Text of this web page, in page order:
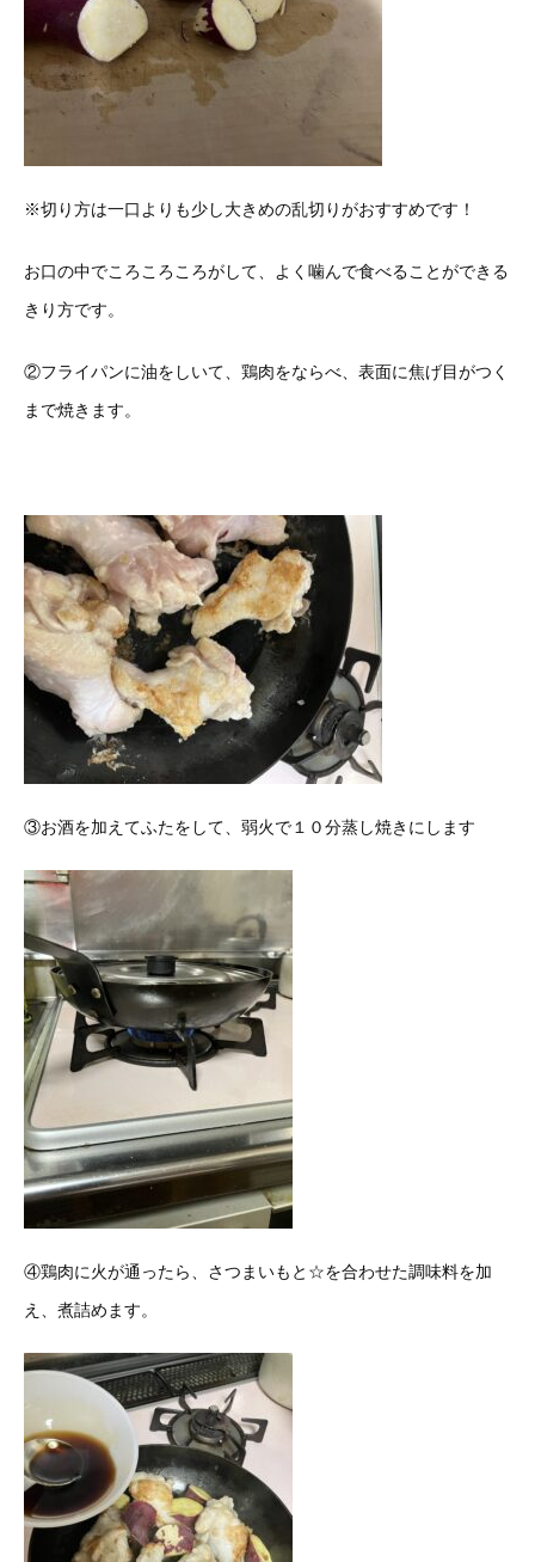
※切り方は一口よりも少し大きめの乱切りがおすすめです！
お口の中でころころころがして、よく噛んで食べることができる
きり方です。
②フライパンに油をしいて、鶏肉をならべ、表面に焦げ目がつく
まで焼きます。
③お酒を加えてふたをして、弱火で１０分蒸し焼きにします
④鶏肉に火が通ったら、さつまいもと☆を合わせた調味料を加
え、煮詰めます。